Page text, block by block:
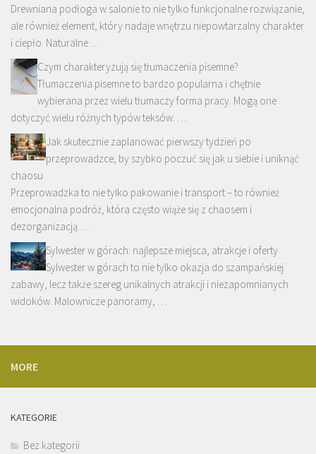
Drewniana podłoga w salonie to nie tylko funkcjonalne rozwiązanie,
ale również element, który nadaje wnętrzu niepowtarzalny charakter
i ciepło. Naturalne …
Czym charakteryzują się tłumaczenia pisemne?
Tłumaczenia pisemne to bardzo popularna i chętnie
wybierana przez wielu tłumaczy forma pracy. Mogą one
dotyczyć wielu różnych typów teksów. …
Jak skutecznie zaplanować pierwszy tydzień po
przeprowadzce, by szybko poczuć się jak u siebie i uniknąć
chaosu
Przeprowadzka to nie tylko pakowanie i transport – to również
emocjonalna podróż, która często wiąże się z chaosem i
dezorganizacją. …
Sylwester w górach: najlepsze miejsca, atrakcje i oferty
Sylwester w górach to nie tylko okazja do szampańskiej
zabawy, lecz także szereg unikalnych atrakcji i niezapomnianych
widoków. Malownicze panoramy, …
MORE
KATEGORIE
Bez kategorii